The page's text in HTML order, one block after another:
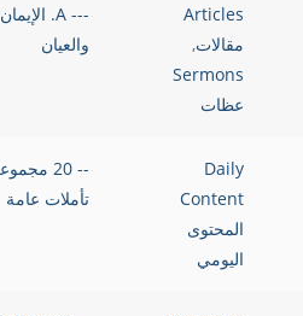
Articles
مقالات,
Sermons
عظات
--- A. الإيمان
والعيان
Daily
Content
المحتوى
اليومي
تأملات عامة